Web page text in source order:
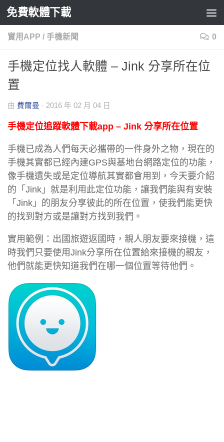
Skip to content
免費軟體下載
實用APP / 手機新聞 0
手機定位找人軟體 – Jink 分享所在位
置
由 費爾曼 · 2016 年 02 月 04 日
手機定位追蹤軟體下載app – Jink 分享所在位置
手機已成為人們每天必攜帶的一件身外之物，現在的
手機其實都已經內建GPS與基地台網路定位的功能，
像手機遺失或是定位導航其實都會用到，今天要介紹
的「Jink」就是利用此定位功能，讓我們能與有安裝
「Jink」的朋友分享彼此的所在位置，使我們能更快
的找到對方或是讓對方找到我們。
實用範例：出國旅遊返國時，親人朋友要來接機，這
時我們只要使用Jink分享所在位置給來接機的親友，
他們就能更快知道我們在哪一個位置等待他們。